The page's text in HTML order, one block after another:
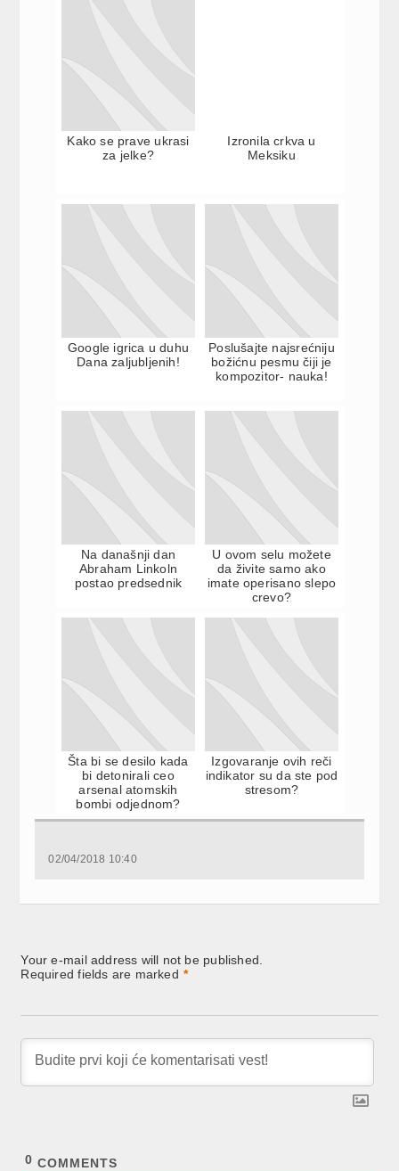
Kako se prave ukrasi
za jelke?
Izronila crkva u
Meksiku
Google igrica u duhu
Dana zaljubljenih!
Poslušajte najsrećniju
božićnu pesmu čiji je
kompozitor- nauka!
Na današnji dan
Abraham Linkoln
postao predsednik
U ovom selu možete
da živite samo ako
imate operisano slepo
crevo?
Šta bi se desilo kada
bi detonirali ceo
arsenal atomskih
bombi odjednom?
Izgovaranje ovih reči
indikator su da ste pod
stresom?
02/04/2018 10:40
Your e-mail address will not be published.
Required fields are marked *
0 COMMENTS